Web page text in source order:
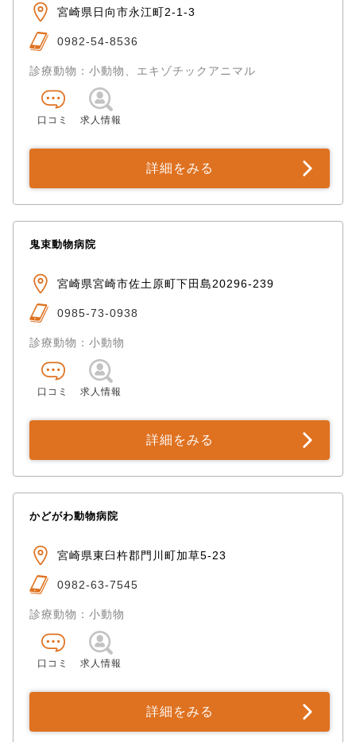
宮崎県日向市永江町2-1-3
0982-54-8536
診療動物：小動物、エキゾチックアニマル
口コミ 求人情報
詳細をみる
鬼束動物病院
宮崎県宮崎市佐土原町下田島20296-239
0985-73-0938
診療動物：小動物
口コミ 求人情報
詳細をみる
かどがわ動物病院
宮崎県東臼杵郡門川町加草5-23
0982-63-7545
診療動物：小動物
口コミ 求人情報
詳細をみる